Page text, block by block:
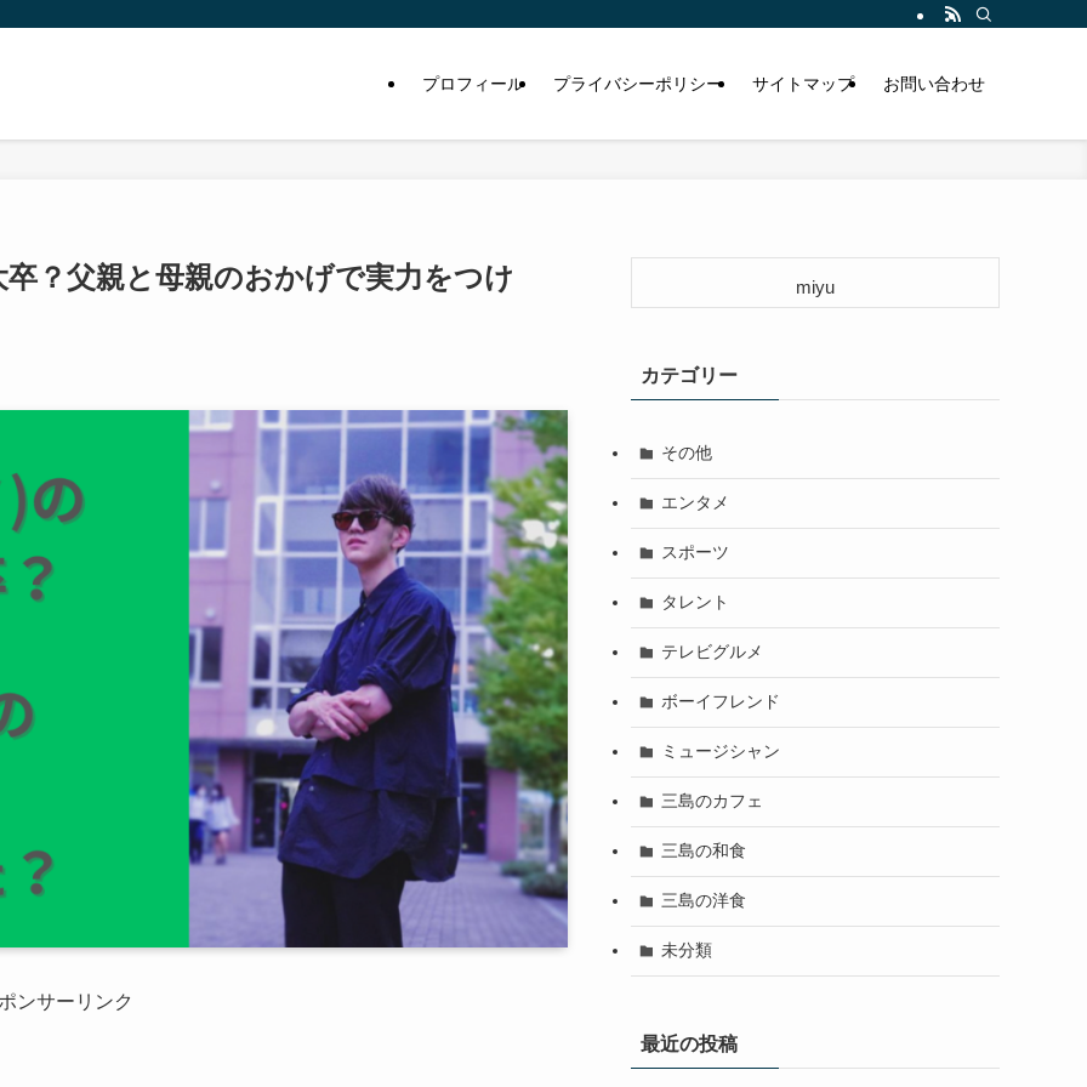
プロフィール プライバシーポリシー サイトマップ お問い合わせ
？父親と母親のおかげで実力をつけ
ンサーリンク
miyu
カテゴリー
その他
エンタメ
スポーツ
タレント
テレビグルメ
ボーイフレンド
ミュージシャン
三島のカフェ
三島の和食
三島の洋食
未分類
最近の投稿